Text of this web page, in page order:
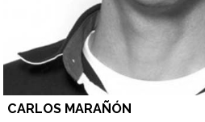
CARLOS MARAÑÓN